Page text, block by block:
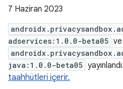
7 Haziran 2023
adservices:1.0.0-beta05 ve
java:1.0.0-beta05 yayınlandı.
taahhütleri içerir.